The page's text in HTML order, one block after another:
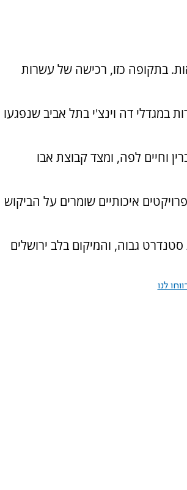
בתקופה כזו, רכישה של עשרות
קרן השקעות נדל"ן, רכש בסוף 2025 גם 40 דירות במגדלי דה וינצ'י בתל אביב שנפגעו
וחיים לפה, ומצד קבוצת אבו
איכותיים שומרים על הביקוש
גבוה, והמיקום בלב ירושלים
לנו